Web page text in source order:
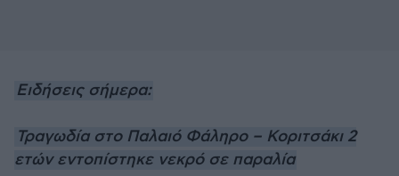
Ειδήσεις σήμερα:
Τραγωδία στο Παλαιό Φάληρο – Κοριτσάκι 2
ετών εντοπίστηκε νεκρό σε παραλία